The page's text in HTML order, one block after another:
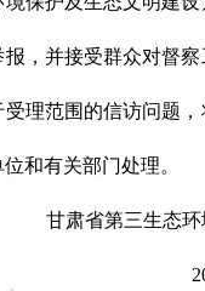
，并接受群众对督察
理范围的信访问题
和有关部门处理。
甘肃省第三生态